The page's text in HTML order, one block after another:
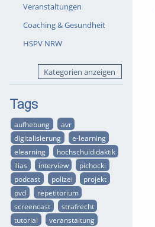
Veranstaltungen
Coaching & Gesundheit
HSPV NRW
Kategorien anzeigen
Tags
aufhebung
avr
digitalisierung
e-learning
elearning
hochschuldidaktik
ilias
interview
pichocki
podcast
polizei
projekt
pvd
repetitorium
screencast
strafrecht
tutorial
veranstaltung